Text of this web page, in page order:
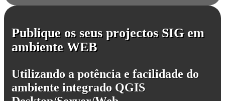
Publique os seus projectos SIG em
ambiente WEB
Utilizando a potência e facilidade do
ambiente integrado QGIS